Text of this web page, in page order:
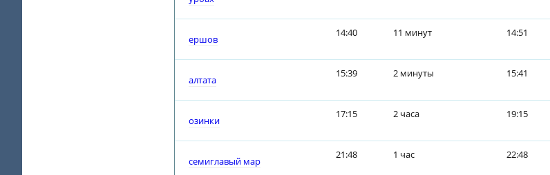
ершов
14:40 11 минут 14:51
алтата
15:39 2 минуты 15:41
озинки
17:15 2 часа 19:15
семиглавый мар
21:48 1 час 22:48